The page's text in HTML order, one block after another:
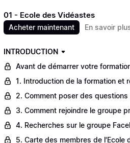
01 - Ecole des Vidéastes
Acheter maintenant En savoir
INTRODUCTION
Avant de démarrer votre
1. Introduction de la formation et
2. Comment poser des questions
3. Comment rejoindre le groupe
4. Recherches sur le groupe
5. Carte des membres de l'Ecole